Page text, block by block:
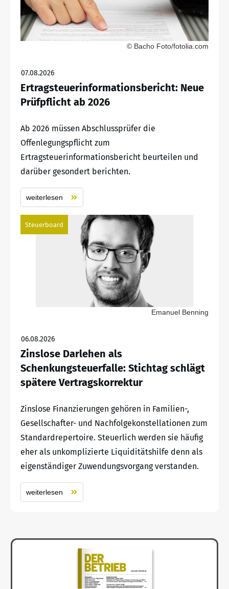
© Bacho Foto/fotolia.com
07.08.2026
Ertragsteuerinformationsbericht: Neue
Prüfpflicht ab 2026
Ab 2026 müssen Abschlussprüfer die
Offenlegungspflicht zum
Ertragsteuerinformationsbericht beurteilen und
darüber gesondert berichten.
weiterlesen
Steuerboard
Emanuel Benning
06.08.2026
Zinslose Darlehen als
Schenkungsteuerfalle: Stichtag schlägt
spätere Vertragskorrektur
Zinslose Finanzierungen gehören in Familien-,
Gesellschafter- und Nachfolgekonstellationen zum
Standardrepertoire. Steuerlich werden sie häufig
eher als unkomplizierte Liquiditätshilfe denn als
eigenständiger Zuwendungsvorgang verstanden.
weiterlesen